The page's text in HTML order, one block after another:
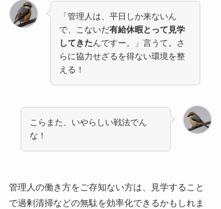
「管理人は、平日しか来ないん
で、こないだ有給休暇とって見学
してきたんですー。」言うて。さ
らに協力せざるを得ない環境を整
える！
こらまた、いやらしい戦法でん
な！
管理人の働き方をご存知ない方は、見学すること
で過剰清掃などの無駄を効率化できるかもしれま